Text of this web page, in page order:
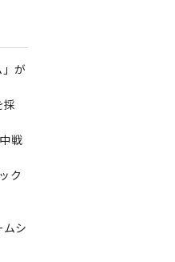
」が
採
戦
ク
シ